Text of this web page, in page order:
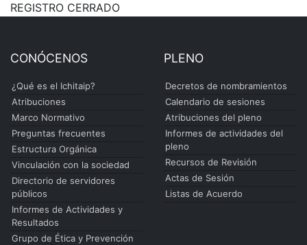
REGISTRO CERRADO
CONÓCENOS
¿Qué es el Ichitaip?
Atribuciones
Marco Normativo
Preguntas frecuentes
Estructura Orgánica
Vinculación con la sociedad
Directorio de servidores
públicos
Informes de Actividades y
Resultados
Grupo de Ética y Prevención
PLENO
Decretos de nombramientos
Calendario de sesiones
Atribuciones del pleno
Informes de actividades del
pleno
Recursos de Revisión
Actas de Sesión
Listas de Acuerdo